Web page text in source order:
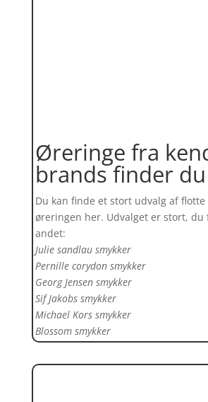
Øreringe fra
brands finder
Du kan finde et stort udvalg af
øreringen her. Udvalget er stort,
andet:
Julie sandlau smykker
Pernille corydon smykker
Georg Jensen smykker
Sif Jakobs smykker
Michael Kors smykker
Blossom smykker